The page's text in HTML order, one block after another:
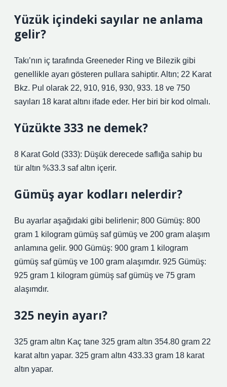
Yüzük içindeki sayılar ne anlama
gelir?
Takı’nın iç tarafında Greeneder Ring ve Bilezik gibi
genellikle ayarı gösteren pullara sahiptir. Altın; 22 Karat
Bkz. Pul olarak 22, 910, 916, 930, 933. 18 ve 750
sayıları 18 karat altını ifade eder. Her biri bir kod olmalı.
Yüzükte 333 ne demek?
8 Karat Gold (333): Düşük derecede saflığa sahip bu
tür altın %33.3 saf altın içerir.
Gümüş ayar kodları nelerdir?
Bu ayarlar aşağıdaki gibi belirlenir; 800 Gümüş: 800
gram 1 kilogram gümüş saf gümüş ve 200 gram alaşım
anlamına gelir. 900 Gümüş: 900 gram 1 kilogram
gümüş saf gümüş ve 100 gram alaşımdır. 925 Gümüş:
925 gram 1 kilogram gümüş saf gümüş ve 75 gram
alaşımdır.
325 neyin ayarı?
325 gram altın Kaç tane 325 gram altın 354.80 gram 22
karat altın yapar. 325 gram altın 433.33 gram 18 karat
altın yapar.